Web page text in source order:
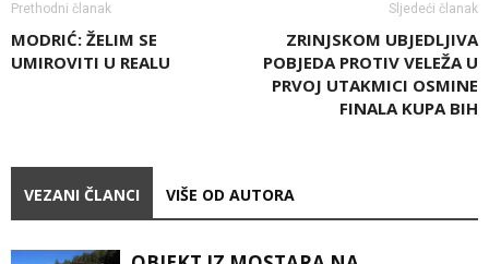
Prethodni članak
MODRIĆ: ŽELIM SE
UMIROVITI U REALU
Sljedeći članak
ZRINJSKOM UBJEDLJIVA
POBJEDA PROTIV VELEŽA U
PRVOJ UTAKMICI OSMINE
FINALA KUPA BIH
VEZANI ČLANCI VIŠE OD AUTORA